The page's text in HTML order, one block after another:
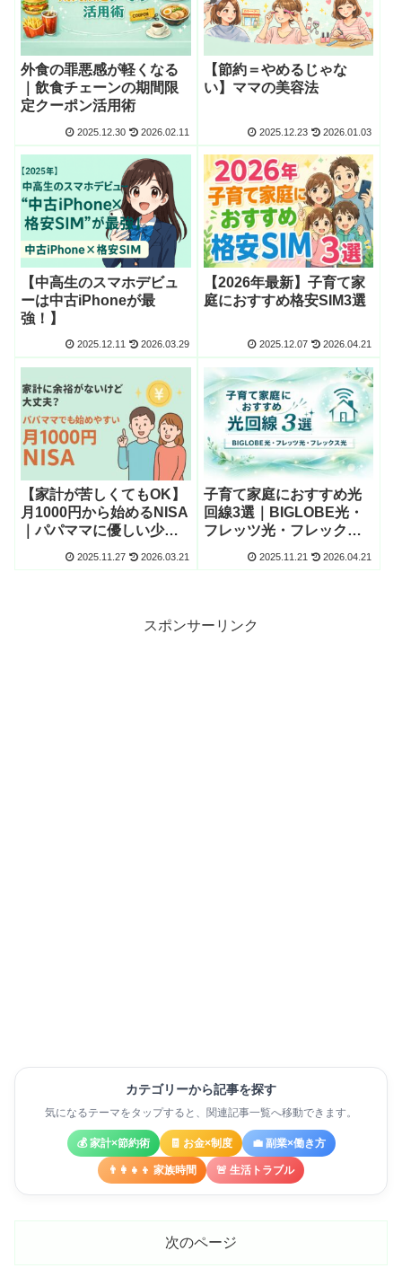
外食の罪悪感が軽くなる
｜飲食チェーンの期間限
定クーポン活用術
2025.12.30 2026.02.11
【節約＝やめるじゃな
い】ママの美容法
2025.12.23 2026.01.03
【中高生のスマホデビュ
ーは中古iPhoneが最
強！】
2025.12.11 2026.03.29
【2026年最新】子育て家
庭におすすめ格安SIM3選
2025.12.07 2026.04.21
【家計が苦しくてもOK】
月1000円から始めるNISA
｜パパママに優しい少額
2025.11.27 2026.03.21
子育て家庭におすすめ光
回線3選｜BIGLOBE光・
フレッツ光・フレックス
悩まない】
2025.11.21 2026.04.21
スポンサーリンク
カテゴリーから記事を探す
気になるテーマをタップすると、関連記事一覧へ移動できます。
💰 家計×節約術 🧾 お金×制度 💼 副業×働き方
👨‍👩‍👧‍👦 家族時間 🚨 生活トラブル
次のページ